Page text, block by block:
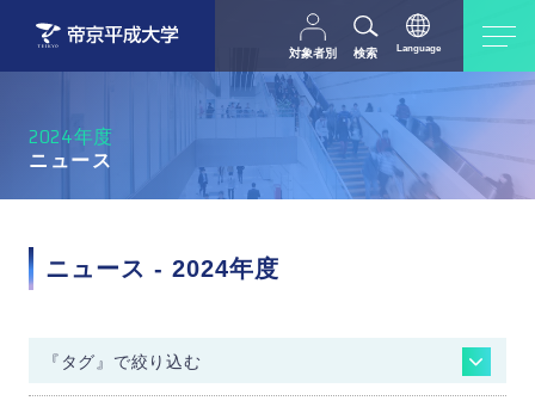
対象者別
在学生・教職員の方
父母等の方 卒業生の方
検索 Language
English 中文（简体字）
2024年度
ニュース
ニュース - 2024年度
『タグ』で絞り込む